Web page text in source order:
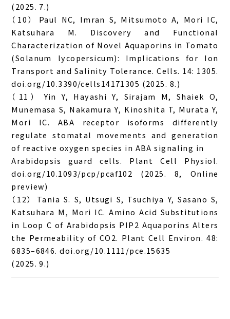
(2025. 7.)
（10） Paul NC, Imran S, Mitsumoto A, Mori IC,
Katsuhara M. Discovery and Functional
Characterization of Novel Aquaporins in Tomato
(Solanum lycopersicum): Implications for Ion
Transport and Salinity Tolerance. Cells. 14: 1305.
doi.org/10.3390/cells14171305 (2025. 8.)
（11） Yin Y, Hayashi Y, Sirajam M, Shaiek O,
Munemasa S, Nakamura Y, Kinoshita T, Murata Y,
Mori IC. ABA receptor isoforms differently
regulate stomatal movements and generation
of reactive oxygen species in ABA signaling in
Arabidopsis guard cells. Plant Cell Physiol.
doi.org/10.1093/pcp/pcaf102 (2025. 8, Online
preview)
（12） Tania S. S, Utsugi S, Tsuchiya Y, Sasano S,
Katsuhara M, Mori IC. Amino Acid Substitutions
in Loop C of Arabidopsis PIP2 Aquaporins Alters
the Permeability of CO2. Plant Cell Environ. 48:
6835–6846. doi.org/10.1111/pce.15635
(2025. 9.)